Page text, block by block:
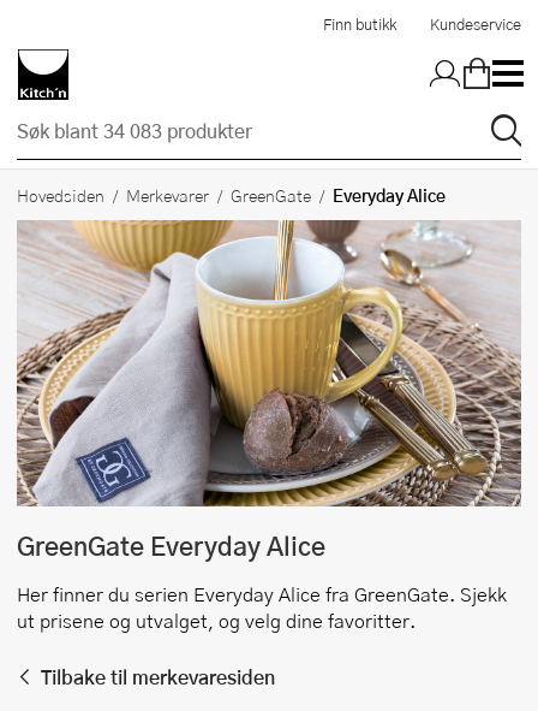
Finn butikk Kundeservice
Hovedsiden Merkevarer GreenGate Everyday Alice
GreenGate Everyday Alice
Her finner du serien Everyday Alice fra GreenGate. Sjekk
ut prisene og utvalget, og velg dine favoritter.
Tilbake til merkevaresiden